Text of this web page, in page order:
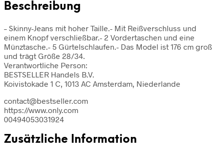
Beschreibung
– Skinny-Jeans mit hoher Taille.- Mit Reißverschluss und
einem Knopf verschließbar.- 2 Vordertaschen und eine
Münztasche.- 5 Gürtelschlaufen.- Das Model ist 176 cm groß
und trägt Größe 28/34.
Verantwortliche Person:
BESTSELLER Handels B.V.
Koivistokade 1 C, 1013 AC Amsterdam, Niederlande
contact@bestseller.com
https://www.only.com
00494053031924
Zusätzliche Information